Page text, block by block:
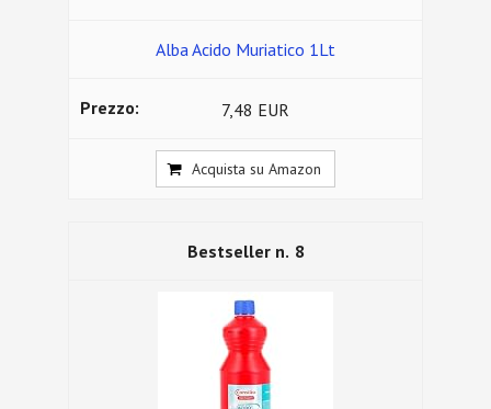
Alba Acido Muriatico 1Lt
7,48 EUR
Acquista su Amazon
8